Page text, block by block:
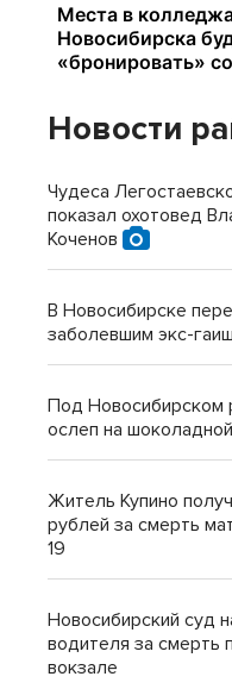
Новости
Чудеса
показал охотовед
Коченов
В Новосибирске
заболевшим экс-
Под Новосибирском
ослеп на
Житель Купино
рублей за смерть
19
Новосибирский суд
водителя за смерть
вокзале